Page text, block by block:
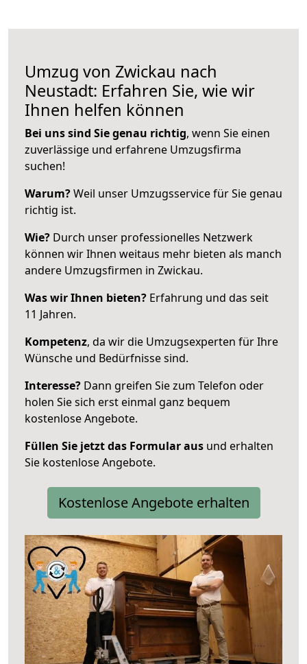
Umzug von Zwickau nach
Neustadt: Erfahren Sie, wie wir
Ihnen helfen können
Bei uns sind Sie genau richtig, wenn Sie einen
zuverlässige und erfahrene Umzugsfirma
suchen!
Warum?Weil unser Umzugsservice für Sie genau
richtig ist.
Wie? Durch unser professionelles Netzwerk
können wir Ihnen weitaus mehr bieten als manch
andere Umzugsfirmen in Zwickau.
Was wir Ihnen bieten? Erfahrung und das seit
11 Jahren.
Kompetenz, da wir die Umzugsexperten für Ihre
Wünsche und Bedürfnisse sind.
Interesse? Dann greifen Sie zum Telefon oder
holen Sie sich erst einmal ganz bequem
kostenlose Angebote.
Füllen Sie jetzt das Formular aus und erhalten
Sie kostenlose Angebote.
Kostenlose Angebote erhalten